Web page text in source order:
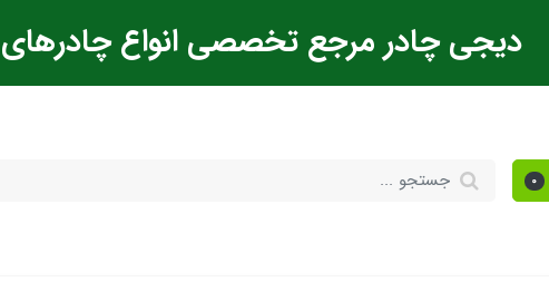
دیجی چادر مرجع تخصصی انواع چادرهای
0